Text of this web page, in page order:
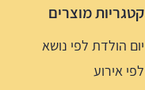
קטגריות מוצרים
יום הולדת לפי נושא
לפי אירוע